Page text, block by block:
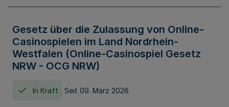
Gesetz über die Zulassung von Online-
Casinospielen im Land Nordrhein-
Westfalen (Online-Casinospiel Gesetz
NRW - OCG NRW)
In Kraft Seit 09. März 2026